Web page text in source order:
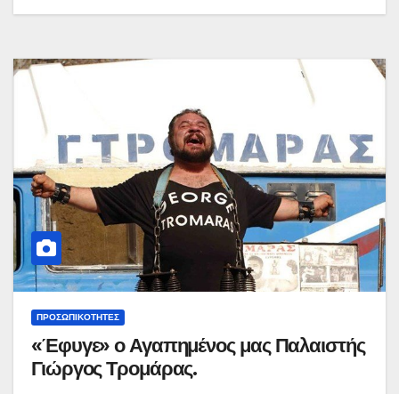
ΠΡΟΣΩΠΙΚΌΤΗΤΕΣ
«Έφυγε» ο Αγαπημένος μας Παλαιστής
Γιώργος Τρομάρας.